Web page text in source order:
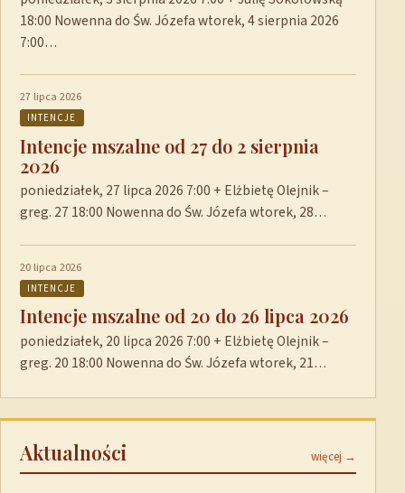
18:00 Nowenna do Św. Józefa wtorek, 4 sierpnia 2026
7:00…
27 lipca 2026
INTENCJE
Intencje mszalne od 27 do 2 sierpnia
2026
poniedziałek, 27 lipca 2026 7:00 + Elżbietę Olejnik –
greg. 27 18:00 Nowenna do Św. Józefa wtorek, 28…
20 lipca 2026
INTENCJE
Intencje mszalne od 20 do 26 lipca 2026
poniedziałek, 20 lipca 2026 7:00 + Elżbietę Olejnik –
greg. 20 18:00 Nowenna do Św. Józefa wtorek, 21…
Aktualności więcej →